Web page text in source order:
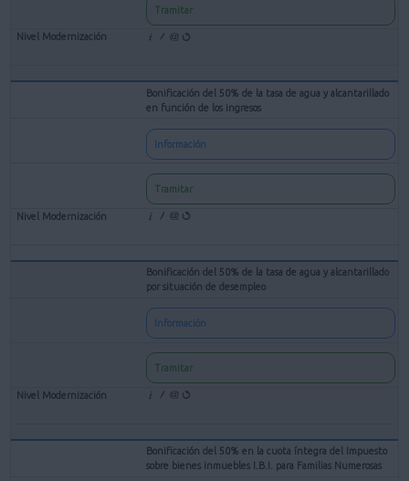
Tramitar
Bonificación del 50% de la tasa de agua y alcantarillado
en función de los ingresos
Información
Tramitar
Bonificación del 50% de la tasa de agua y alcantarillado
por situación de desempleo
Información
Tramitar
Bonificación del 50% en la cuota íntegra del Impuesto
sobre bienes inmuebles I.B.I. para Familias Numerosas